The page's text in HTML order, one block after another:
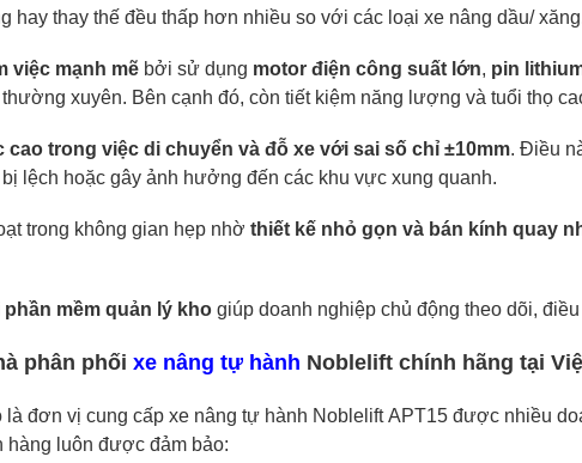
hay thay thế đều thấp hơn nhiều so với các loại xe nâng dầu/
việc mạnh mẽ bởi sử dụng motor điện công suất lớn, pin
xuyên. Bên cạnh đó, còn tiết kiệm năng lượng và tuổi thọ
cao trong việc di chuyển và đỗ xe với sai số chỉ ±10mm. Điều
lệch hoặc gây ảnh hưởng đến các khu vực xung quanh.
trong không gian hẹp nhờ thiết kế nhỏ gọn và bán kính quay
mềm quản lý kho giúp doanh nghiệp chủ động theo dõi,
phân phối xe nâng tự hành Noblelift chính hãng tại
là đơn vị cung cấp xe nâng tự hành Noblelift APT15 được nhiều
hàng luôn được đảm bảo: